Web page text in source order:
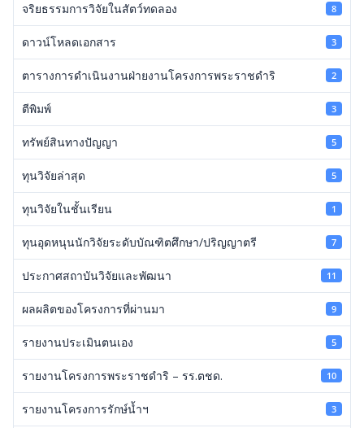
จริยธรรมการวิจัยในสัตว์ทดลอง 8
ดาวน์โหลดเอกสาร 3
ตารางการดำเนินงานฝ่ายงานโครงการพระราชดำริ 2
ตีพิมพ์ 3
ทรัพย์สินทางปัญญา 5
ทุนวิจัยล่าสุด 5
ทุนวิจัยในชั้นเรียน 1
ทุนอุดหนุนนักวิจัยระดับบัณฑิตศึกษา/ปริญญาตรี 7
ประกาศสถาบันวิจัยและพัฒนา 11
ผลผลิตของโครงการที่ผ่านมา 9
รายงานประเมินตนเอง 5
รายงานโครงการพระราชดำริ – รร.ตชด. 10
รายงานโครงการรักษ์น้ำฯ 3